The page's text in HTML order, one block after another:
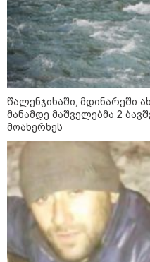
11:13 / 05-08-2026
Hisense წარმოგიდგენთ
უკეთესი
მსოფლიო
წალენჯიხაში, მდინარეში
მანამდე მაშველებმა 2
მოახერხეს